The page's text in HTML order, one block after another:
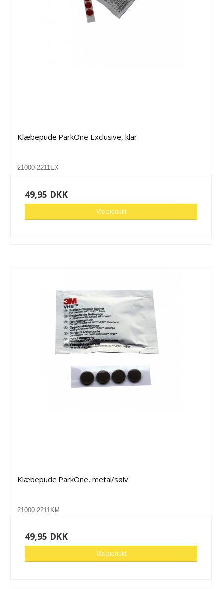
Klæbepude ParkOne Exclusive, klar
21000 2211EX
49,95 DKK
Vis produkt
Klæbepude ParkOne, metal/sølv
21000 2211KM
49,95 DKK
Vis produkt